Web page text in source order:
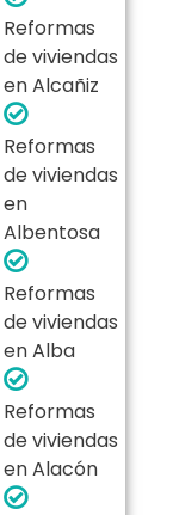
Reformas
de viviendas
en Alcañiz
Reformas
de viviendas
en
Albentosa
Reformas
de viviendas
en Alba
Reformas
de viviendas
en Alacón